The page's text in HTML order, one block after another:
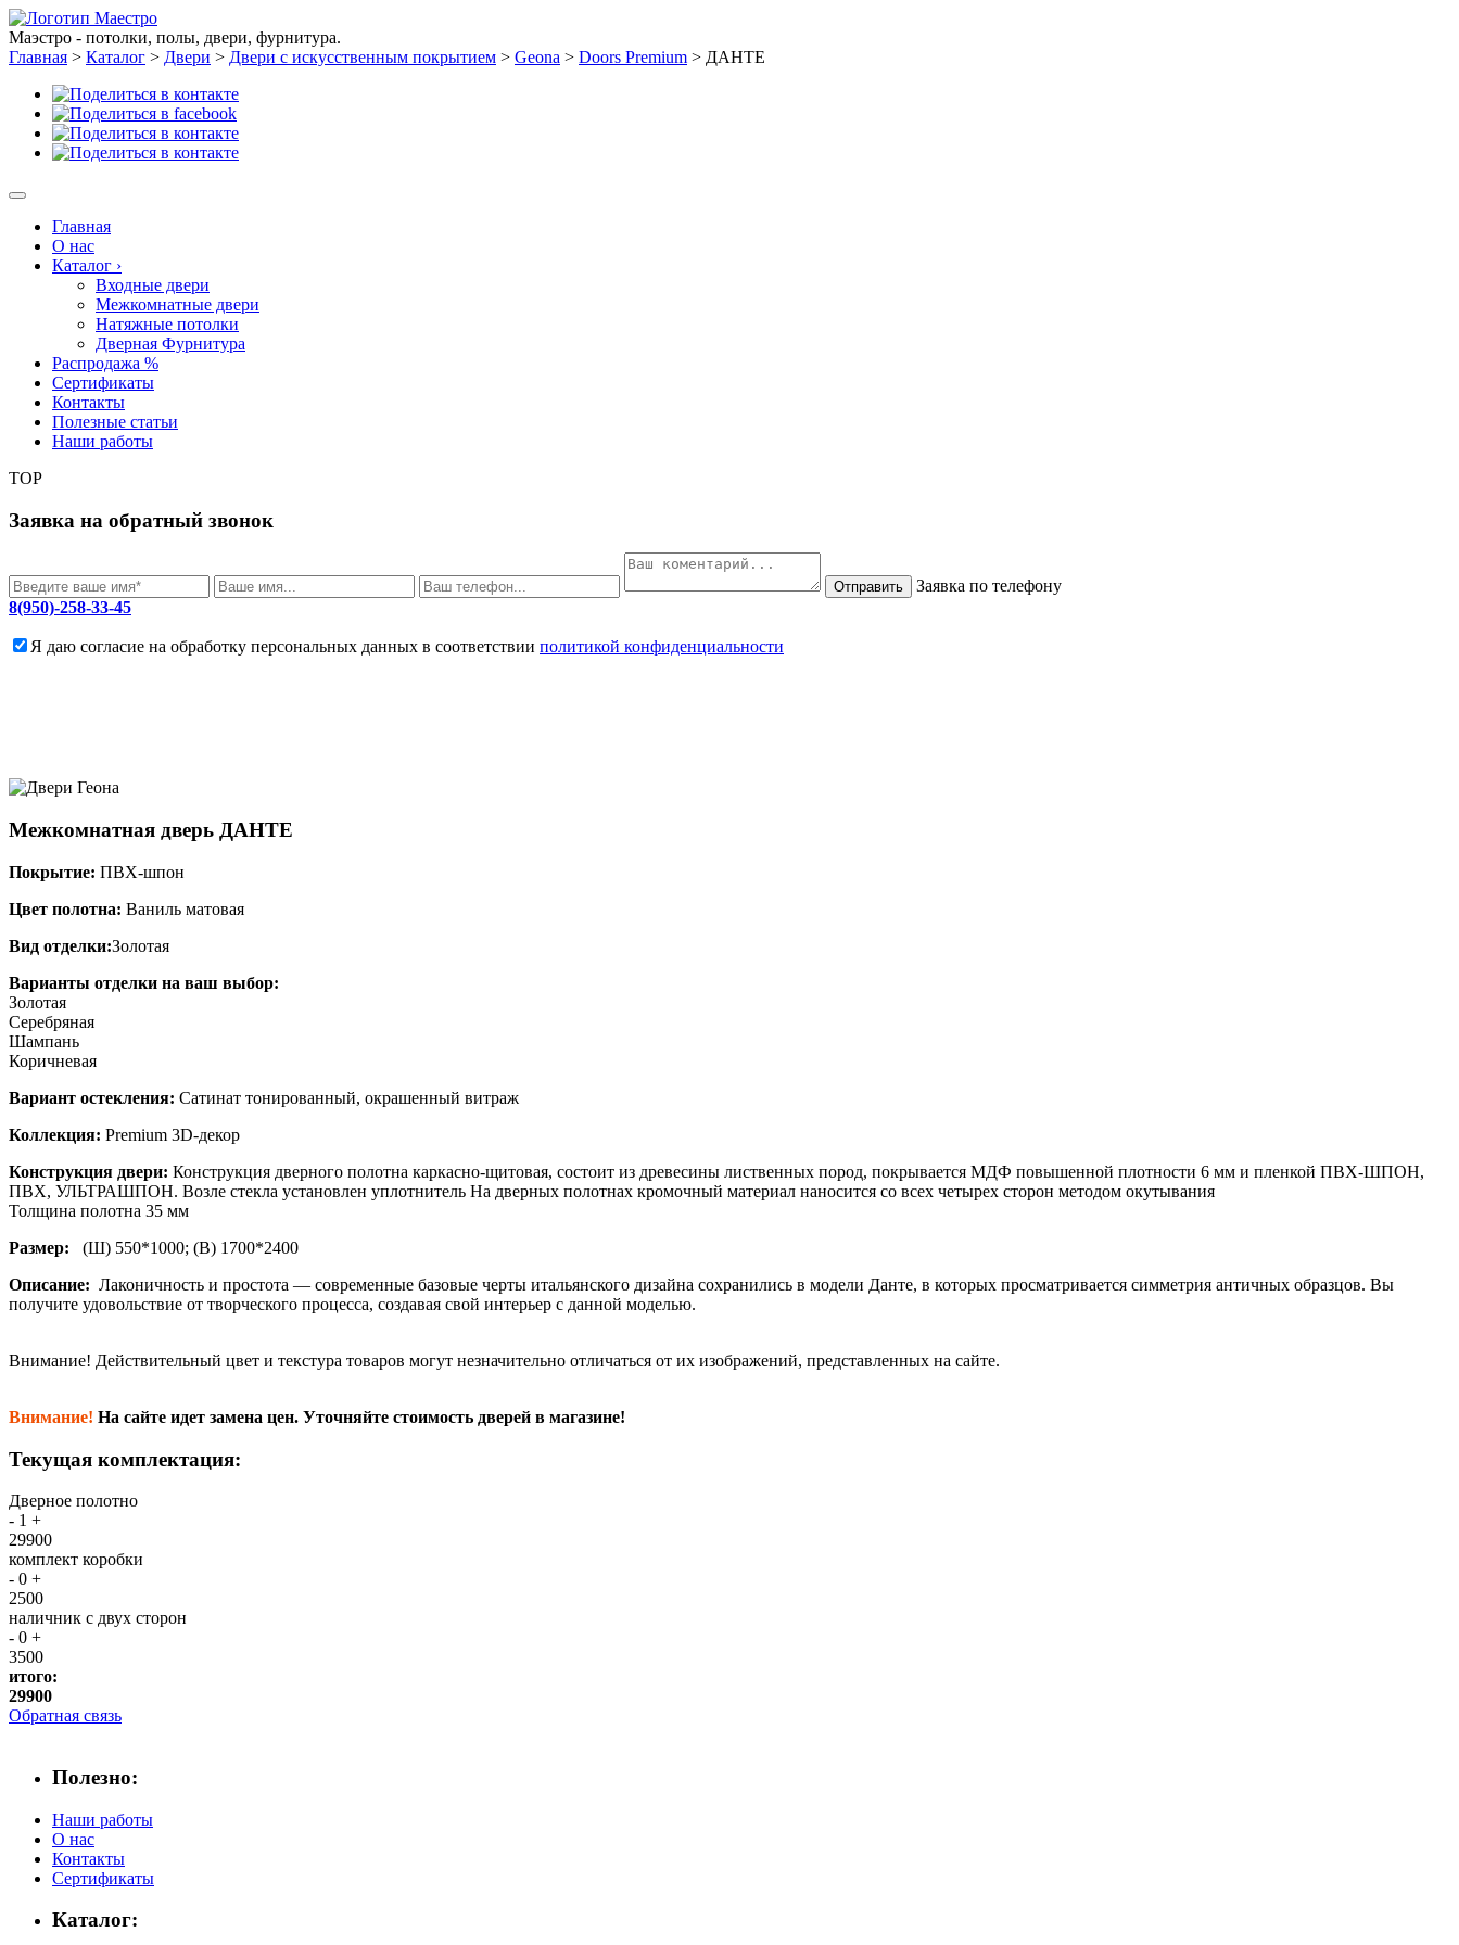
Маэстро - потолки, полы, двери, фурнитура.
Главная > Каталог > Двери > Двери с искусственным покрытием > Geona > Doors Premium > ДАНТЕ
Главная
О нас
Каталог ›
Входные двери
Межкомнатные двери
Натяжные потолки
Дверная Фурнитура
Распродажа %
Сертификаты
Контакты
Полезные статьи
Наши работы
TOP
Заявка на обратный звонок
Отправить
Заявка по телефону
8(950)-258-33-45
Я даю согласие на обработку персональных данных в соответствии политикой конфиденциальности
Межкомнатная дверь ДАНТЕ
Покрытие: ПВХ-шпон
Цвет полотна: Ваниль матовая
Вид отделки:Золотая
Варианты отделки на ваш выбор:
Золотая
Серебряная
Шампань
Коричневая
Вариант остекления: Сатинат тонированный, окрашенный витраж
Коллекция: Premium 3D-декор
Конструкция двери: Конструкция дверного полотна каркасно-щитовая, состоит из древесины лиственных пород, покрывается МДФ повышенной плотности 6 мм и пленкой ПВХ-ШПОН,
ПВХ, УЛЬТРАШПОН. Возле стекла установлен уплотнитель На дверных полотнах кромочный материал наносится со всех четырех сторон методом окутывания
Толщина полотна 35 мм
Размер: (Ш) 550*1000; (В) 1700*2400
Описание: Лаконичность и простота — современные базовые черты итальянского дизайна сохранились в модели Данте, в которых просматривается симметрия античных образцов. Вы
получите удовольствие от творческого процесса, создавая свой интерьер с данной моделью.
Внимание! Действительный цвет и текстура товаров могут незначительно отличаться от их изображений, представленных на сайте.
Внимание! На сайте идет замена цен. Уточняйте стоимость дверей в магазине!
Текущая комплектация:
Дверное полотно
- 1 +
29900
комплект коробки
- 0 +
2500
наличник с двух сторон
- 0 +
3500
итого:
29900
Обратная связь
Полезно:
Наши работы
О нас
Контакты
Сертификаты
Каталог: